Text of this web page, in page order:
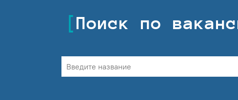
Поиск по